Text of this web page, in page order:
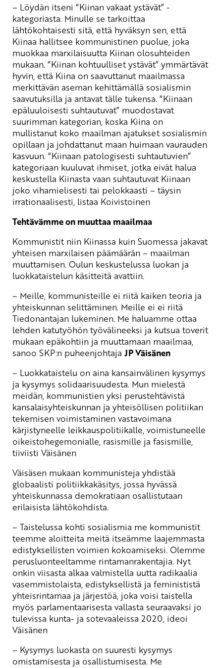
– Löydän itseni “Kiinan vakaat ystävät” -
kategoriasta. Minulle se tarkoittaa
lähtökohtaisesti sitä, että hyväksyn sen, että
Kiinaa hallitsee kommunistinen puolue, joka
muokkaa marxilaisuutta Kiinan olosuhteiden
mukaan. “Kiinan kohtuulliset ystävät” ymmärtävät
hyvin, että Kiina on saavuttanut maailmassa
merkittävän aseman kehittämällä sosialismin
saavutuksilla ja antavat tälle tukensa. “Kiinaan
epäluuloisesti suhtautuvat” muodostavat
suurimman kategorian, koska Kiina on
mullistanut koko maailman ajatukset sosialismin
opillaan ja johdattanut maan huimaan vaurauden
kasvuun. “Kiinaan patologisesti suhtautuvien”
kategoriaan kuuluvat ihmiset, jotka eivät halua
keskustella Kiinasta vaan suhtautuvat Kiinaan
joko vihamielisesti tai pelokkaasti – täysin
irrationaalisesti, listaa Koivistoinen
Tehtävämme on muuttaa maailmaa
Kommunistit niin Kiinassa kuin Suomessa jakavat
yhteisen marxilaisen päämäärän – maailman
muuttamisen. Oulun keskustelussa luokan ja
luokkataistelun käsitteitä avattiin.
– Meille, kommunisteille ei riitä kaiken teoria ja
yhteiskunnan selittäminen. Meille ei ei riitä
Tiedonantajan lukeminen. Me haluamme ottaa
lehden katutyöhön työvälineeksi ja kutsua toverit
mukaan epäkohtiin ja muuttamaan maailmaa,
sanoo SKP:n puheenjohtaja JP Väisänen
– Luokkataistelu on aina kansainvälinen kysymys
ja kysymys solidaarisuudesta. Mun mielestä
meidän, kommunistien yksi perustehtävistä
kansalaisyhteiskunnan ja yhteisöllisen politiikan
tekemisen voimistaminen vastavoimana
kärjistyneelle leikkauspolitiikalle, voimistuneelle
oikeistohegemonialle, rasismille ja fasismille,
tiiviisti Väisänen
Väisäsen mukaan kommunisteja yhdistää
globaalisti politiikkakäsitys, jossa hyvässä
yhteiskunnassa demokratiaan osallistutaan
erilaisista lähtökohdista.
– Taistelussa kohti sosialismia me kommunistit
teemme aloitteita meitä itseämme laajemmasta
edistyksellisten voimien kokoamiseksi. Olemme
perusluonteeltamme rintamanrakentajia. Nyt
onkin viisasta alkaa valmistella uutta radikaalia
vasemmistolaista, edistyksellistä ja feminististä
yhteisrintamaa ja järjestöä, joka voisi taistella
myös parlamentaarisesta vallasta seuraavaksi jo
tulevissa kunta- ja sotevaaleissa 2020, ideoi
Väisänen
– Kysymys luokasta on suuresti kysymys
omistamisesta ja osallistumisesta. Me